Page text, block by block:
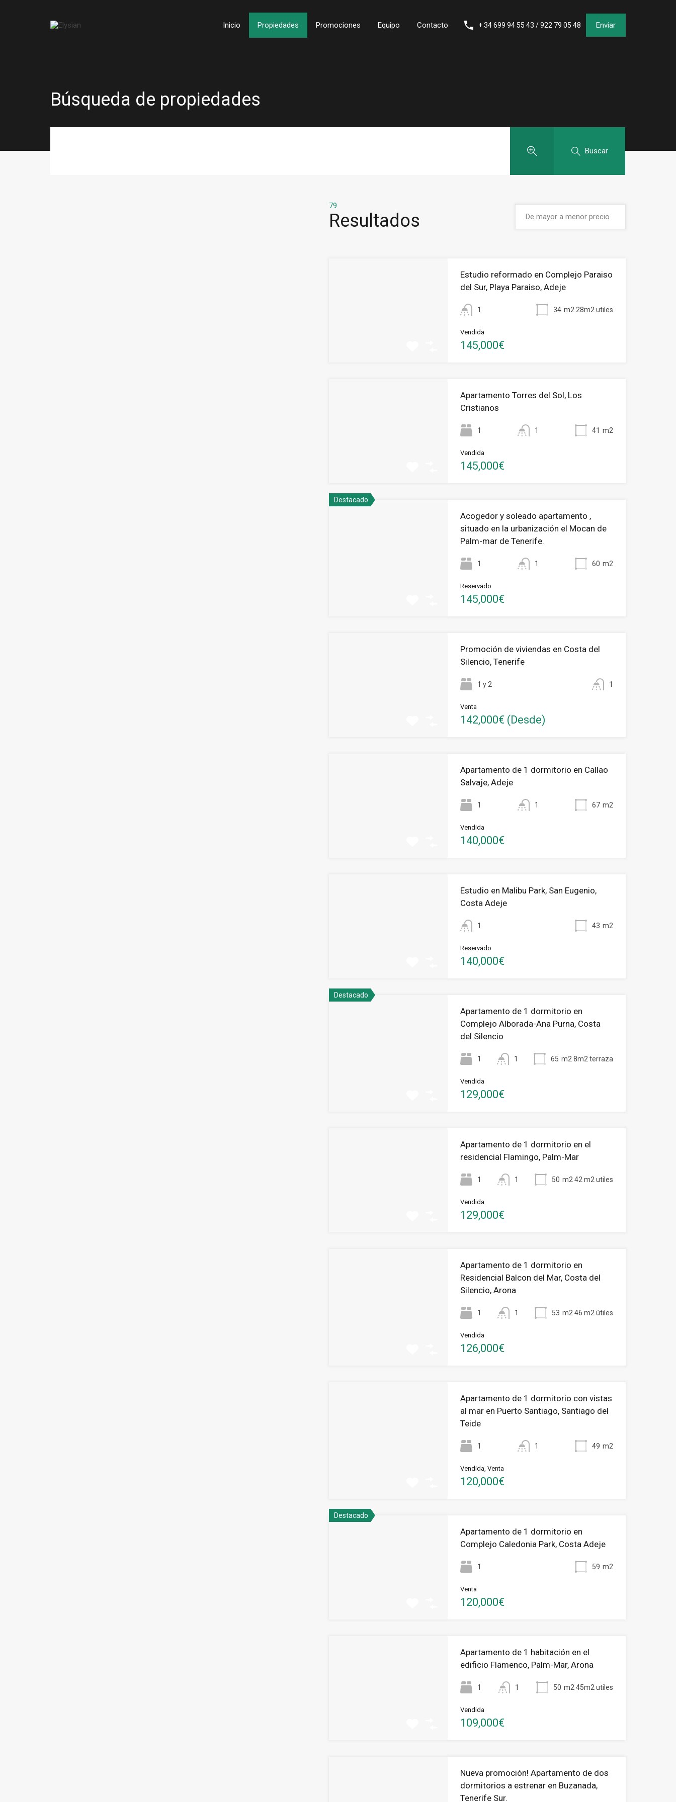
Inicio Propiedades Promociones Equipo Contacto + 34 699 94 55 43 / 922 79 05 48 Enviar
Búsqueda de propiedades
Buscar
79
Resultados
Estudio reformado en Complejo Paraiso
del Sur, Playa Paraiso, Adeje
1 34 m2 28m2 utiles
Vendida
145,000€
Apartamento Torres del Sol, Los
Cristianos
1 1 41 m2
Vendida
145,000€
Destacado
Acogedor y soleado apartamento ,
situado en la urbanización el Mocan de
Palm-mar de Tenerife.
1 1 60 m2
Reservado
145,000€
Promoción de viviendas en Costa del
Silencio, Tenerife
1 y 2 1
Venta
142,000€ (Desde)
Apartamento de 1 dormitorio en Callao
Salvaje, Adeje
1 1 67 m2
Vendida
140,000€
Estudio en Malibu Park, San Eugenio,
Costa Adeje
1 43 m2
Reservado
140,000€
Destacado
Apartamento de 1 dormitorio en
Complejo Alborada-Ana Purna, Costa
del Silencio
1 1 65 m2 8m2 terraza
Vendida
129,000€
Apartamento de 1 dormitorio en el
residencial Flamingo, Palm-Mar
1 1 50 m2 42 m2 utiles
Vendida
129,000€
Apartamento de 1 dormitorio en
Residencial Balcon del Mar, Costa del
Silencio, Arona
1 1 53 m2 46 m2 útiles
Vendida
126,000€
Apartamento de 1 dormitorio con vistas
al mar en Puerto Santiago, Santiago del
Teide
1 1 49 m2
Vendida, Venta
120,000€
Destacado
Apartamento de 1 dormitorio en
Complejo Caledonia Park, Costa Adeje
1 59 m2
Venta
120,000€
Apartamento de 1 habitación en el
edificio Flamenco, Palm-Mar, Arona
1 1 50 m2 45m2 utiles
Vendida
109,000€
Nueva promoción! Apartamento de dos
dormitorios a estrenar en Buzanada,
Tenerife Sur.